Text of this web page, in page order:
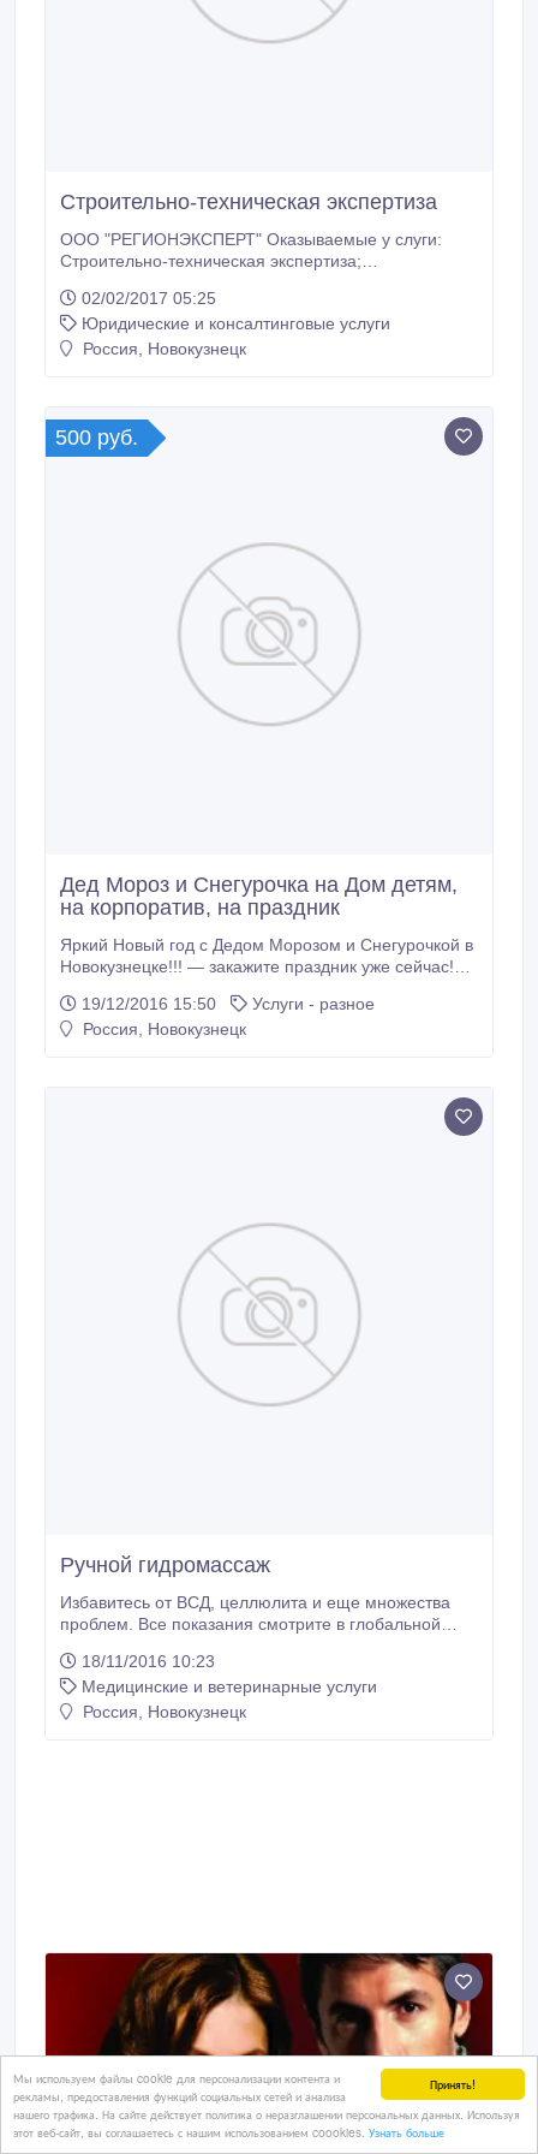
Принять!
Мы используем файлы cookie для персонализации контента и
рекламы, предоставления функций социальных сетей и анализа
нашего трафика. На сайте действует политика о неразглашении персональных данных. Используя
этот веб-сайт, вы соглашаетесь с нашим использованием coookies. Узнать больше
Ремонтируем послегарантийное оборудование.
Строительно-техническая экспертиза
ООО "РЕГИОНЭКСПЕРТ" Оказываемые у слуги:
Строительно-техническая экспертиза;
техническая экспертиза; Подчерковедческая
экспертиза; Бухгалтерская экспертиза; Оценка
недвижимости и автотранспортных средств;
02/02/2017 05:25
Юридические и консалтинговые услуги
Россия, Новокузнецк
500 руб.
Дед Мороз и Снегурочка на Дом детям,
на корпоратив, на праздник
Яркий Новый год с Дедом Морозом и Снегурочкой в
Новокузнецке!!! — закажите праздник уже сейчас!
детей и взрослых поздравят у Вас дома, в саду,
школе, офисе. У нас можно заказать: Дед Мороз и
19/12/2016 15:50
Услуги - разное
Россия, Новокузнецк
Ручной гидромассаж
Избавитесь от ВСД, целлюлита и еще множества
проблем. Все показания смотрите в глобальной
18/11/2016 10:23
Медицинские и ветеринарные услуги
Россия, Новокузнецк